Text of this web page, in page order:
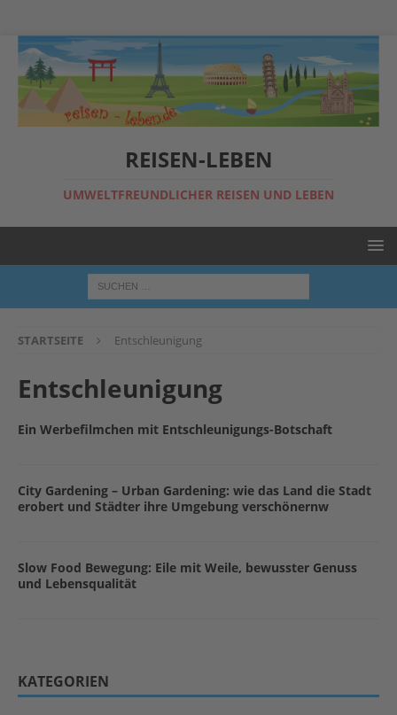
REISEN-LEBEN
UMWELTFREUNDLICHER REISEN UND LEBEN
STARTSEITE Entschleunigung
Entschleunigung
Ein Werbefilmchen mit Entschleunigungs-Botschaft
City Gardening – Urban Gardening: wie das Land die Stadt
erobert und Städter ihre Umgebung verschönernw
Slow Food Bewegung: Eile mit Weile, bewusster Genuss
und Lebensqualität
KATEGORIEN